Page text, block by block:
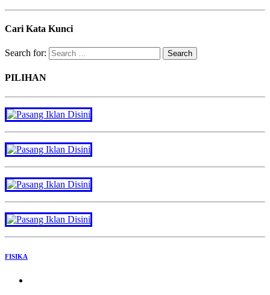
Cari Kata Kunci
Search for:
PILIHAN
FISIKA